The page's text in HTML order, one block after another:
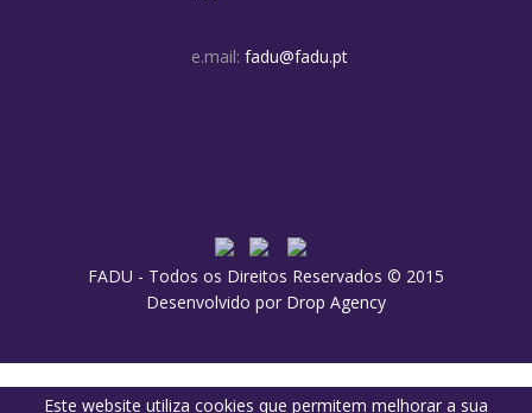
e.mail: fadu@fadu.pt
FADU - Todos os Direitos Reservados © 2015
Desenvolvido por Drop Agency
Este website utiliza cookies que permitem melhorar a sua